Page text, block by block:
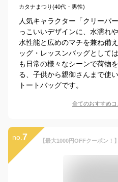
カタナまつり(40代・男性)
人気キャラクター「クリーパ
っこいいデザインに、水濡れ
水性能と広めのマチを兼ね備
ッグ・レッスンバッグとして
も日常の様々なシーンで荷物
る、子供から親御さんまで使
トートバッグです。
全てのおすすめコ
no. 7